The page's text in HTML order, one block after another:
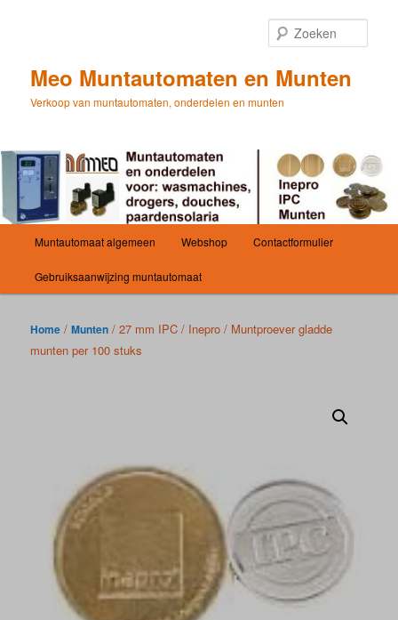
inhoudMeo Muntautomaten en Munten
Verkoop van muntautomaten, onderdelen en munten
Muntautomaat algemeen Webshop Contactformulier
Gebruiksaanwijzing muntautomaat
Home /Munten / 27 mm IPC / Inepro / Muntproever gladde
munten per 100 stuks